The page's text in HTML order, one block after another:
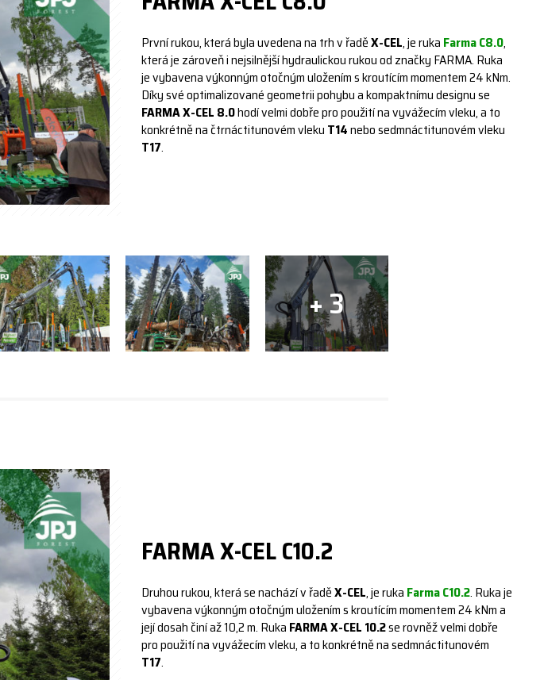
První rukou, která byla uvedena na trh v řaděX-CEL, je ruka Farma C8.0,
která je zároveň i nejsilnější hydraulickou rukou od značky FARMA. Ruka
je vybavena výkonným otočným uložením s kroutícím momentem 24 kNm.
Díky své optimalizované geometrii pohybu a kompaktnímu designu se
FARMA X-CEL 8.0hodí velmi dobře pro použití na vyvážecím vleku, a to
konkrétně na čtrnáctitunovém vleku T14nebo sedmnáctitunovém vleku
T17.
+ 3
FARMA X-CEL C10.2
Druhou rukou, která se nachází v řaděX-CEL, je ruka Farma C10.2. Ruka je
vybavena výkonným otočným uložením s kroutícím momentem 24 kNm a
její dosah činí až 10,2 m. Ruka FARMA X-CEL 10.2se rovněž velmi dobře
pro použití na vyvážecím vleku, a to konkrétně na sedmnáctitunovém
T17.